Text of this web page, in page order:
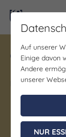
Gewinne
Unstrut!
möglich.
Auf unserer
Einige davon
Andere
unserer
NUR